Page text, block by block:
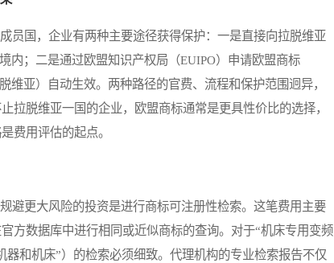
国，企业有两种主要途径获得保护：一是直接向拉脱维亚
内；二是通过欧盟知识产权局（EUIPO）申请欧盟商标
维亚）自动生效。两种路径的官费、流程和保护范围迥异，
拉脱维亚一国的企业，欧盟商标通常是更具性价比的选择，
费用评估的起点。
更大风险的投资是进行商标可注册性检索。这笔费用主要
方数据库中进行相同或近似商标的查询。对于“机床专用变频
和机床”）的检索必须细致。代理机构的专业检索报告不仅